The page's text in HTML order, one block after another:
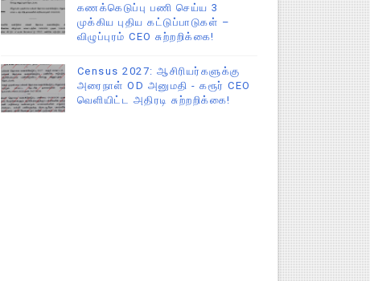
கணக்கெடுப்பு பணி செய்ய 3
முக்கிய புதிய கட்டுப்பாடுகள் –
விழுப்புரம் CEO சுற்றறிக்கை!
Census 2027: ஆசிரியர்களுக்கு
அரைநாள் OD அனுமதி - கரூர் CEO
வெளியிட்ட அதிரடி சுற்றறிக்கை!